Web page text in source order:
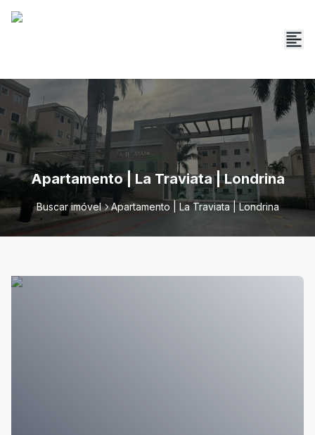
Apartamento | La Traviata | Londrina
Buscar imóvel Apartamento | La Traviata | Londrina